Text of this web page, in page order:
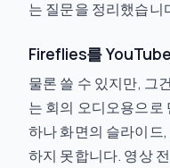
는 질문을 정리했습니
Fireflies를
물론 쓸 수 있지만, 그
는 회의 오디오용으로
하나 화면의 슬라이드
하지 못합니다. 영상